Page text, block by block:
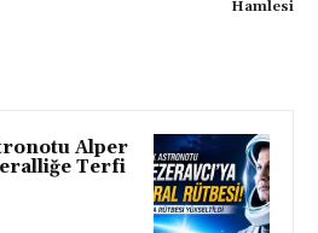
Hamlesi
Alper
Terfi